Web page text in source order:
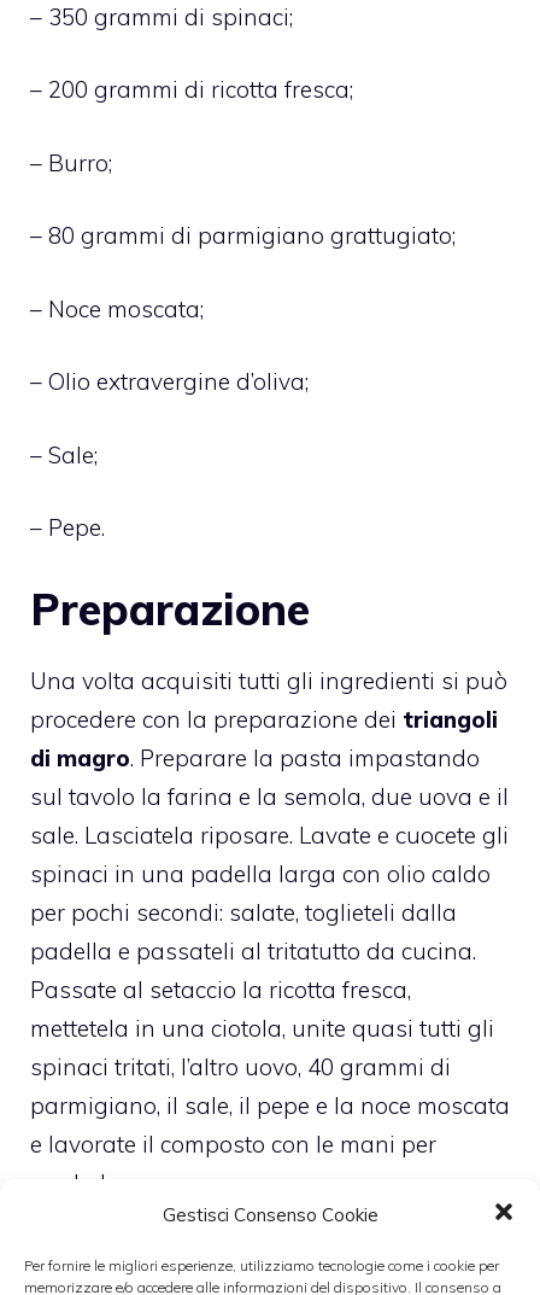
Gestisci Consenso Cookie
Per fornire le migliori esperienze, utilizziamo tecnologie come i cookie per
memorizzare e/o accedere alle informazioni del dispositivo. Il consenso a
– 350 grammi di spinaci;
– 200 grammi di ricotta fresca;
– Burro;
– 80 grammi di parmigiano grattugiato;
– Noce moscata;
– Olio extravergine d’oliva;
– Sale;
– Pepe.
Preparazione
Una volta acquisiti tutti gli ingredienti si può
procedere con la preparazione dei triangoli
di magro. Preparare la pasta impastando
sul tavolo la farina e la semola, due uova e il
sale. Lasciatela riposare. Lavate e cuocete gli
spinaci in una padella larga con olio caldo
per pochi secondi: salate, toglieteli dalla
padella e passateli al tritatutto da cucina.
Passate al setaccio la ricotta fresca,
mettetela in una ciotola, unite quasi tutti gli
spinaci tritati, l’altro uovo, 40 grammi di
parmigiano, il sale, il pepe e la noce moscata
e lavorate il composto con le mani per
renderlo omogeneo.
Dividete la pasta in due blocchetti uguali.